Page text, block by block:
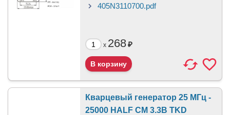
405N3110700.pdf
x 268₽
Кварцевый генератор 25 МГц -
25000 HALF CM 3.3В TKD